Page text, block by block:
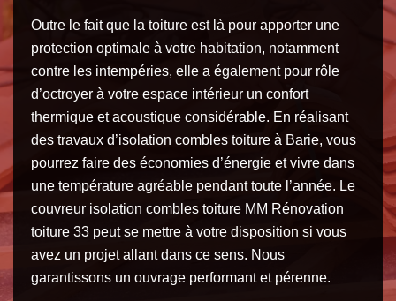
Outre le fait que la toiture est là pour apporter une
protection optimale à votre habitation, notamment
contre les intempéries, elle a également pour rôle
d’octroyer à votre espace intérieur un confort
thermique et acoustique considérable. En réalisant
des travaux d’isolation combles toiture à Barie, vous
pourrez faire des économies d’énergie et vivre dans
une température agréable pendant toute l’année. Le
couvreur isolation combles toiture MM Rénovation
toiture 33 peut se mettre à votre disposition si vous
avez un projet allant dans ce sens. Nous
garantissons un ouvrage performant et pérenne.